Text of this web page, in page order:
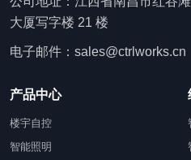
大厦写字楼 21 楼
电子邮件：sales@ctrlworks.cn
产品中心
楼宇自控
智能照明